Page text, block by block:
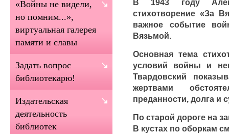
стихотворение «За
важное событие
Вязьмой.
Основная тема
условий войны и
Твардовский
жертвами
преданности, долга и
По старой дороге на
В кустах по оборкам
«Войны не видели,
но помним...»,
виртуальная галерея
памяти и славы
Задать вопрос
библиотекарю!
Издательская
деятельность
библиотек